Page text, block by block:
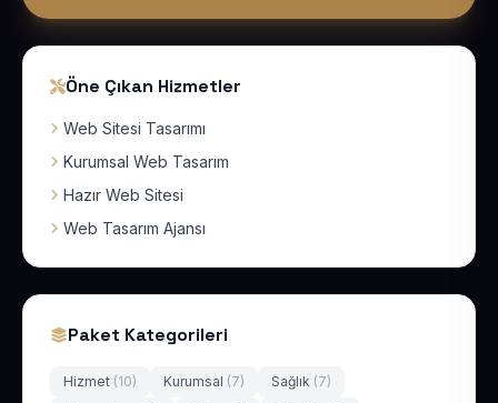
Öne Çıkan Hizmetler
Web Sitesi Tasarımı
Kurumsal Web Tasarım
Hazır Web Sitesi
Web Tasarım Ajansı
Paket Kategorileri
Hizmet (10) Kurumsal (7) Sağlık (7)